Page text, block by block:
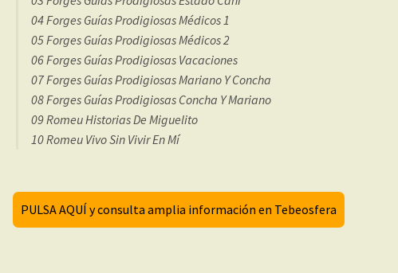
04 Forges Guías Prodigiosas Médicos 1
05 Forges Guías Prodigiosas Médicos 2
06 Forges Guías Prodigiosas Vacaciones
07 Forges Guías Prodigiosas Mariano Y Concha
08 Forges Guías Prodigiosas Concha Y Mariano
09 Romeu Historias De Miguelito
10 Romeu Vivo Sin Vivir En Mí
PULSA AQUÍ y consulta amplia información en Tebeosfera